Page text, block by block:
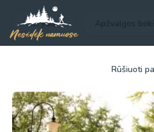
Visi įrašai
Rūšiuoti